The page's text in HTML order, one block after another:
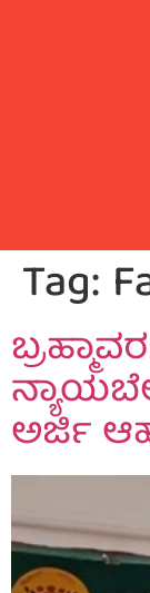
Tag:
ಅರ್ಜಿ